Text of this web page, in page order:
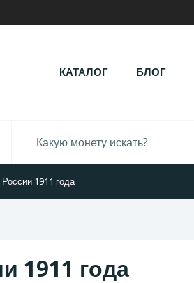
КАТАЛОГ БЛОГ
1911 года
1911 года